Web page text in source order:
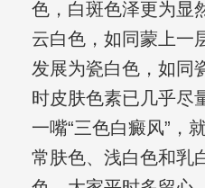
色，白斑色泽更为显
云白色，如同蒙上一
发展为瓷白色，如同
时皮肤色素已几乎尽
一嘴“三色白癜风”，
常肤色、浅白色和乳